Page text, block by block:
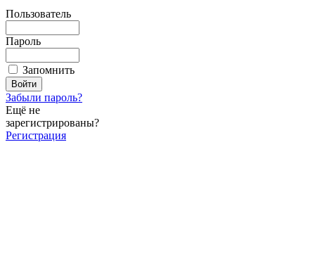
Пользователь
Пароль
Запомнить
Забыли пароль?
Ещё не
зарегистрированы?
Регистрация